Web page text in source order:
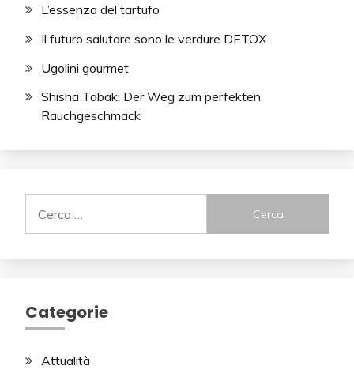
L’essenza del tartufo
Il futuro salutare sono le verdure DETOX
Ugolini gourmet
Shisha Tabak: Der Weg zum perfekten
Rauchgeschmack
per:
Categorie
Attualità